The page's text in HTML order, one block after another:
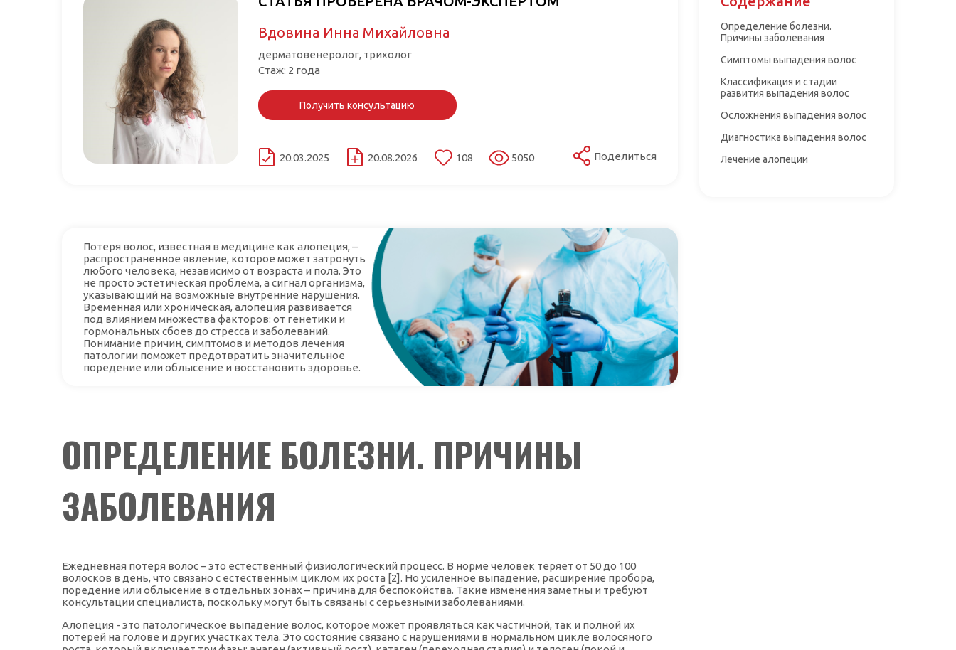
Вдовина Инна Михайловна
дерматовенеролог, трихолог
Стаж: 2 года
Получить консультацию
20.03.2025 20.08.2026 108 5050 Поделиться
Потеря волос, известная в медицине как алопеция, –
распространенное явление, которое может затронуть
любого человека, независимо от возраста и пола. Это
не просто эстетическая проблема, а сигнал организма,
указывающий на возможные внутренние нарушения.
Временная или хроническая, алопеция развивается
под влиянием множества факторов: от генетики и
гормональных сбоев до стресса и заболеваний.
Понимание причин, симптомов и методов лечения
патологии поможет предотвратить значительное
поредение или облысение и восстановить здоровье.
ОПРЕДЕЛЕНИЕ БОЛЕЗНИ. ПРИЧИНЫ
ЗАБОЛЕВАНИЯ
Ежедневная потеря волос – это естественный физиологический процесс. В норме человек теряет от 50 до 100
волосков в день, что связано с естественным циклом их роста [2]. Но усиленное выпадение, расширение пробора,
поредение или облысение в отдельных зонах – причина для беспокойства. Такие изменения заметны и требуют
консультации специалиста, поскольку могут быть связаны с серьезными заболеваниями.
Алопеция - это патологическое выпадение волос, которое может проявляться как частичной, так и полной их
потерей на голове и других участках тела. Это состояние связано с нарушениями в нормальном цикле волосяного
Определение болезни.
Причины заболевания
Симптомы выпадения волос
Классификация и стадии
развития выпадения волос
Осложнения выпадения волос
Диагностика выпадения волос
Лечение алопеции